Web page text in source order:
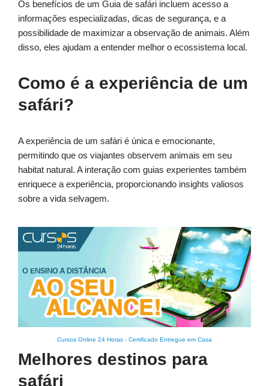
Os benefícios de um Guia de safári incluem acesso a
informações especializadas, dicas de segurança, e a
possibilidade de maximizar a observação de animais. Além
disso, eles ajudam a entender melhor o ecossistema local.
Como é a experiência de um
safári?
A experiência de um safári é única e emocionante,
permitindo que os viajantes observem animais em seu
habitat natural. A interação com guias experientes também
enriquece a experiência, proporcionando insights valiosos
sobre a vida selvagem.
Cursos Online 24 Horas - Certificado Entregue em Casa
Melhores destinos para
safári